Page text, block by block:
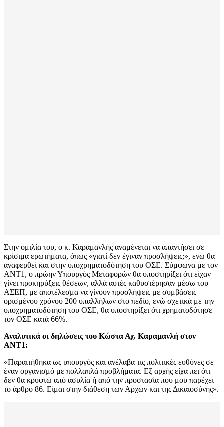
Στην ομιλία του, ο κ. Καραμανλής αναμένεται να απαντήσει σε
κρίσιμα ερωτήματα, όπως «γιατί δεν έγιναν προσλήψεις;», ενώ θα
αναφερθεί και στην υποχρηματοδότηση του ΟΣΕ. Σύμφωνα με τον
ΑΝΤ1, ο πρώην Υπουργός Μεταφορών θα υποστηρίξει ότι είχαν
γίνει προκηρύξεις θέσεων, αλλά αυτές καθυστέρησαν μέσω του
ΑΣΕΠ, με αποτέλεσμα να γίνουν προσλήψεις με συμβάσεις
ορισμένου χρόνου 200 υπαλλήλων στο πεδίο, ενώ σχετικά με την
υποχρηματοδότηση του ΟΣΕ, θα υποστηρίξει ότι χρηματοδότησε
τον ΟΣΕ κατά 66%.
Αναλυτικά οι δηλώσεις του Κώστα Αχ. Καραμανλή στον
ΑΝΤ1:
«Παραιτήθηκα ως υπουργός και ανέλαβα τις πολιτικές ευθύνες σε
έναν οργανισμό με πολλαπλά προβλήματα. Εξ αρχής είχα πει ότι
δεν θα κρυφτώ από ασυλία ή από την προστασία που μου παρέχει
το άρθρο 86. Είμαι στην διάθεση των Αρχών και της Δικαιοσύνης».